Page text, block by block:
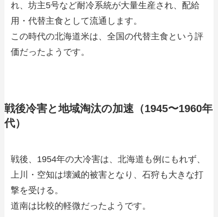
れ、坊主5号など耐冷系統が大量生産され、配給
用・代替主食として流通します。
この時代の北海道米は、全国の代替主食という評
価だったようです。
戦後冷害と地域淘汰の加速（1945〜1960年
代）
戦後、1954年の大冷害は、北海道も例にもれず、
上川・空知は壊滅的被害となり、石狩も大きな打
撃を受ける。
道南は比較的軽微だったようです。